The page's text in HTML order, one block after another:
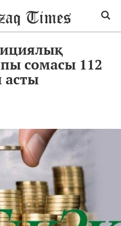
сомасы 112
асты